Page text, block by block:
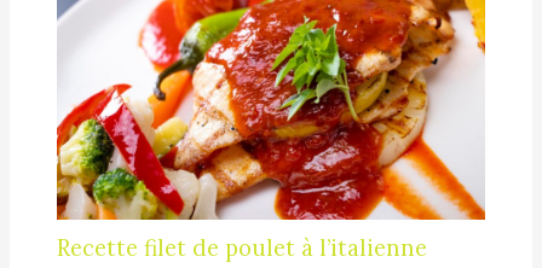
Recette filet de poulet à l’italienne